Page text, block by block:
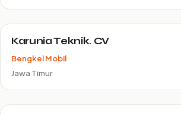
Karunia Teknik. CV
Bengkel Mobil
Jawa Timur